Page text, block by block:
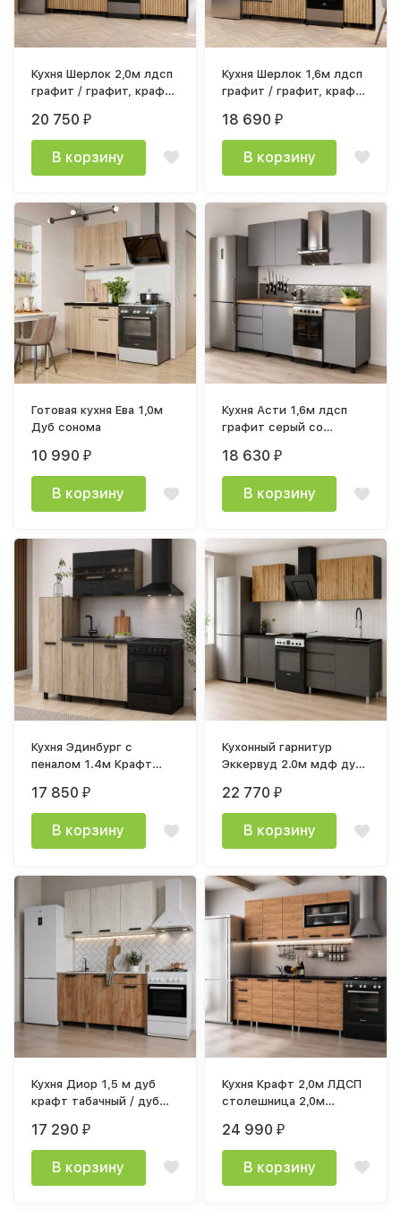
Кухня Шерлок 2,0м лдсп
графит / графит, крафт
20 750₽
В корзину
Кухня Шерлок 1,6м лдсп
графит / графит, крафт
18 690₽
В корзину
Готовая кухня Ева 1,0м
Дуб сонома
10 990₽
В корзину
Кухня Асти 1,6м лдсп
графит серый со
1200+400 Дуб Кера
18 630₽
В корзину
Кухня Эдинбург с
пеналом 1.4м Крафт
камень, крафт серый
17 850₽
В корзину
Кухонный гарнитур
Эккервуд 2.0м мдф дуб
22 770₽
В корзину
Кухня Диор 1,5 м дуб
крафт табачный / дуб
17 290₽
В корзину
Кухня Крафт 2,0м ЛДСП
столешница 2,0м
24 990₽
В корзину